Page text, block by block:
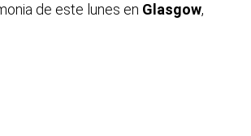
de este lunes en Glasgow,